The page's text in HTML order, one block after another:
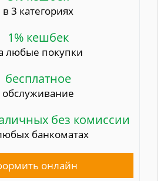
в 3 категориях
1% кешбек
любые покупки
бесплатное
обслуживание
без комиссии
банкоматах
онлайн